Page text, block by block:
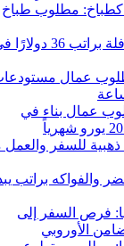
كطباخ: مطلوب طباخ
العمل في كندا كسائق حافلة براتب 36
عمال
عمال بناء في
2026: فرصة ذهبية للسفر
والفواكه براتب
فرص السفر إلى
الأوروبي